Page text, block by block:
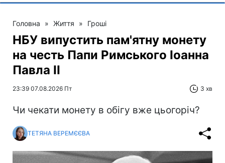
Головна » Життя » Гроші
НБУ випустить пам'ятну монету
на честь Папи Римського Іоанна
Павла II
23:39 07.08.2026 Пт 3 хв
Чи чекати монету в обігу вже цьогоріч?
ТЕТЯНА ВЕРЕМЄЄВА